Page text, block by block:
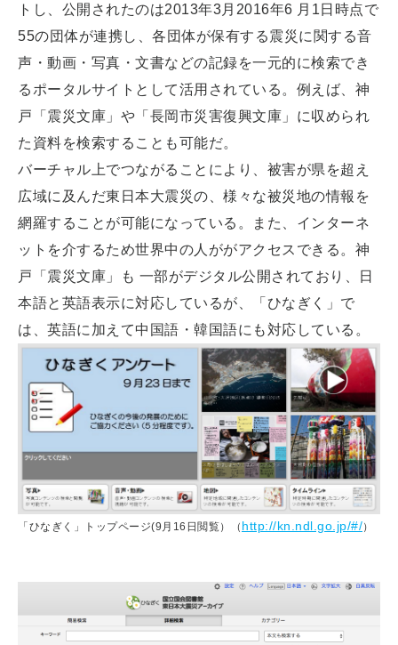
トし、公開されたのは2013年3月2016年6 月1日時点で
55の団体が連携し、各団体が保有する震災に関する音
声・動画・写真・文書などの記録を一元的に検索でき
るポータルサイトとして活用されている。例えば、神
戸「震災文庫」や「長岡市災害復興文庫」に収められ
た資料を検索することも可能だ。
バーチャル上でつながることにより、被害が県を超え
広域に及んだ東日本大震災の、様々な被災地の情報を
網羅することが可能になっている。また、インターネ
ットを介するため世界中の人ががアクセスできる。神
戸「震災文庫」も 一部がデジタル公開されており、日
本語と英語表示に対応しているが、「ひなぎく」で
は、英語に加えて中国語・韓国語にも対応している。
「ひなぎく」トップページ(9月16日閲覧）（ http://kn.ndl.go.jp/#/）